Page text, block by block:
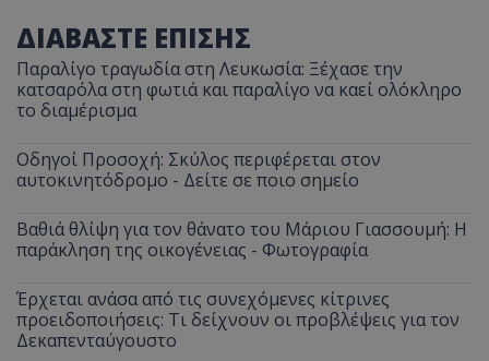
ΔΙΑΒΑΣΤΕ ΕΠΙΣΗΣ
Παραλίγο τραγωδία στη Λευκωσία: Ξέχασε την
κατσαρόλα στη φωτιά και παραλίγο να καεί ολόκληρο
το διαμέρισμα
Οδηγοί Προσοχή: Σκύλος περιφέρεται στον
αυτοκινητόδρομο - Δείτε σε ποιο σημείο
Βαθιά θλίψη για τον θάνατο του Μάριου Γιασσουμή: Η
παράκληση της οικογένειας - Φωτογραφία
Έρχεται ανάσα από τις συνεχόμενες κίτρινες
προειδοποιήσεις: Τι δείχνουν οι προβλέψεις για τον
Δεκαπενταύγουστο